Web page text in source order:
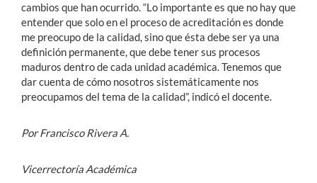
cambios que han ocurrido. “Lo importante es que no hay que
entender que solo en el proceso de acreditación es donde
me preocupo de la calidad, sino que ésta debe ser ya una
definición permanente, que debe tener sus procesos
maduros dentro de cada unidad académica. Tenemos que
dar cuenta de cómo nosotros sistemáticamente nos
preocupamos del tema de la calidad”, indicó el docente.
Por Francisco Rivera A.
Vicerrectoría Académica